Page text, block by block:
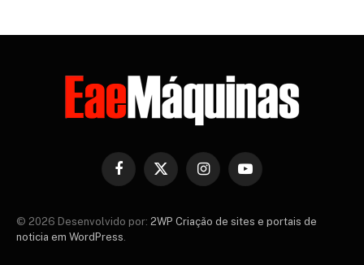
Facebook
X
InstagramYouTube
© 2026 Desenvolvido por: 2WP Criação de sites e portais de
noticia em WordPress.